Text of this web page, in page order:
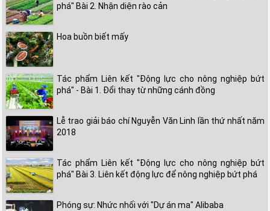
phá" Bài 2. Nhận diện rào cản
Hoa buồn biết mấy
Tác phẩm Liên kết "Động lực cho nông nghiệp bứt
phá" - Bài 1. Đổi thay từ những cánh đồng
Lễ trao giải báo chí Nguyễn Văn Linh lần thứ nhất năm
2018
Tác phẩm Liên kết "Động lực cho nông nghiệp bứt
phá" Bài 3. Liên kết động lực để nông nghiệp bứt phá
Phóng sự: Nhức nhối với "Dự án ma" Alibaba